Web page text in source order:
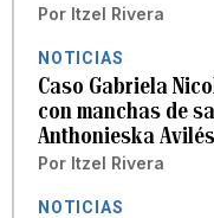
Por Itzel Rivera
NOTICIAS
Caso Gabriela
con manchas de
Anthonieska
Por Itzel Rivera
NOTICIAS